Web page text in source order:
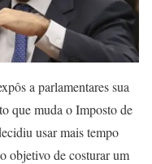
a parlamentares sua
que muda o Imposto de
usar mais tempo
objetivo de costurar um